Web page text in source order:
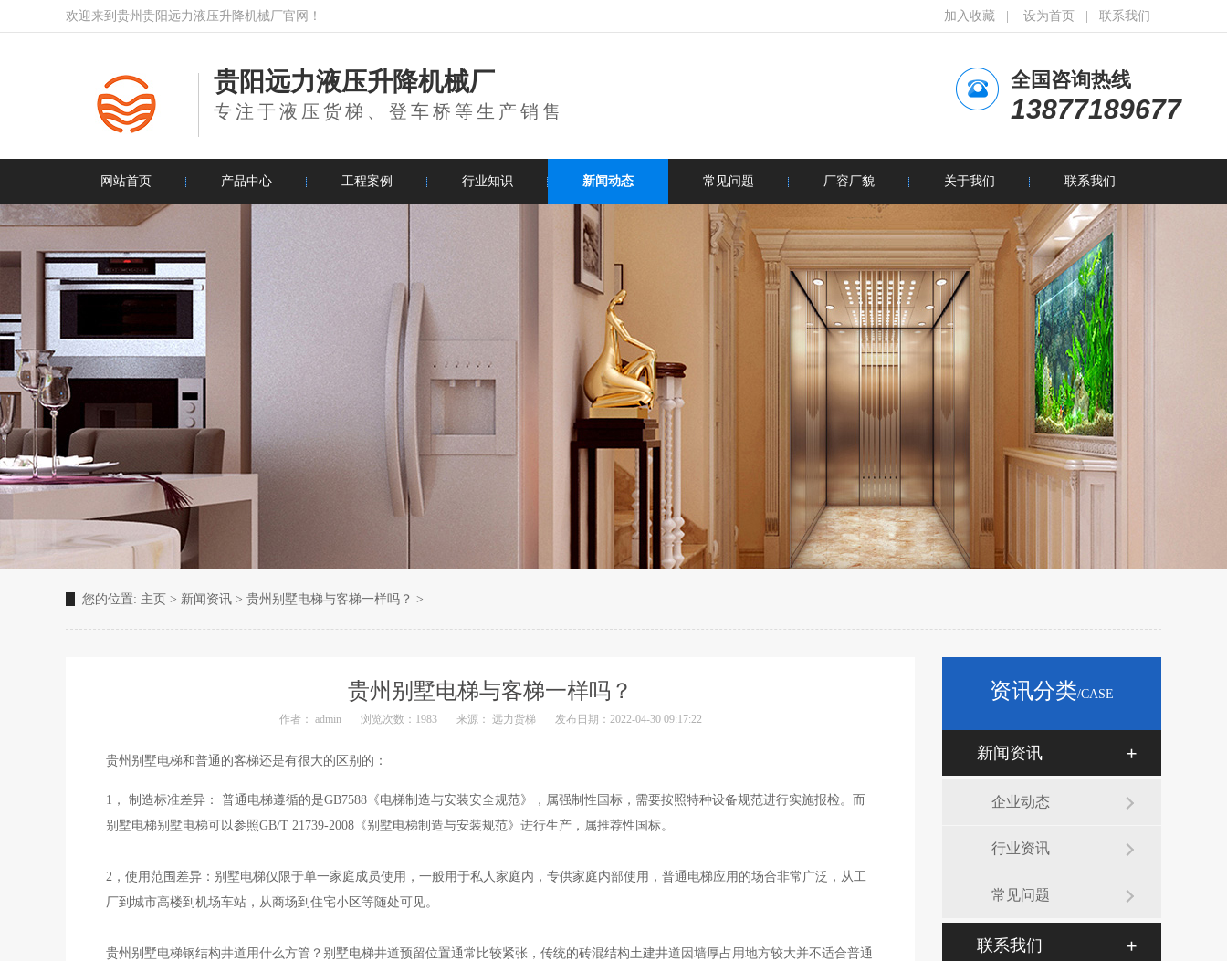
欢迎来到贵州贵阳远力液压升降机械厂官网！ 加入收藏 设为首页 联系我们
贵阳远力液压升降机械厂
专注于液压货梯、登车桥等生产销售
全国咨询热线
13877189677
网站首页 产品中心 工程案例 行业知识 新闻动态 常见问题 厂容厂貌 关于我们 联系我们
您的位置: 主页 > 新闻资讯 > 贵州别墅电梯与客梯一样吗？ >
贵州别墅电梯与客梯一样吗？
作者： admin 浏览次数：1983 来源： 远力货梯 发布日期：2022-04-30 09:17:22
贵州别墅电梯和普通的客梯还是有很大的区别的：
1， 制造标准差异： 普通电梯遵循的是GB7588《电梯制造与安装安全规范》，属强制性国标，需要按照特种设备规范进行实施报检。而
别墅电梯别墅电梯可以参照GB/T 21739-2008《别墅电梯制造与安装规范》进行生产，属推荐性国标。
2，使用范围差异：别墅电梯仅限于单一家庭成员使用，一般用于私人家庭内，专供家庭内部使用，普通电梯应用的场合非常广泛，从工
厂到城市高楼到机场车站，从商场到住宅小区等随处可见。
贵州别墅电梯钢结构井道用什么方管？别墅电梯井道预留位置通常比较紧张，传统的砖混结构土建井道因墙厚占用地方较大并不适合普通
资讯分类/CASE
新闻资讯
企业动态
行业资讯
常见问题
联系我们